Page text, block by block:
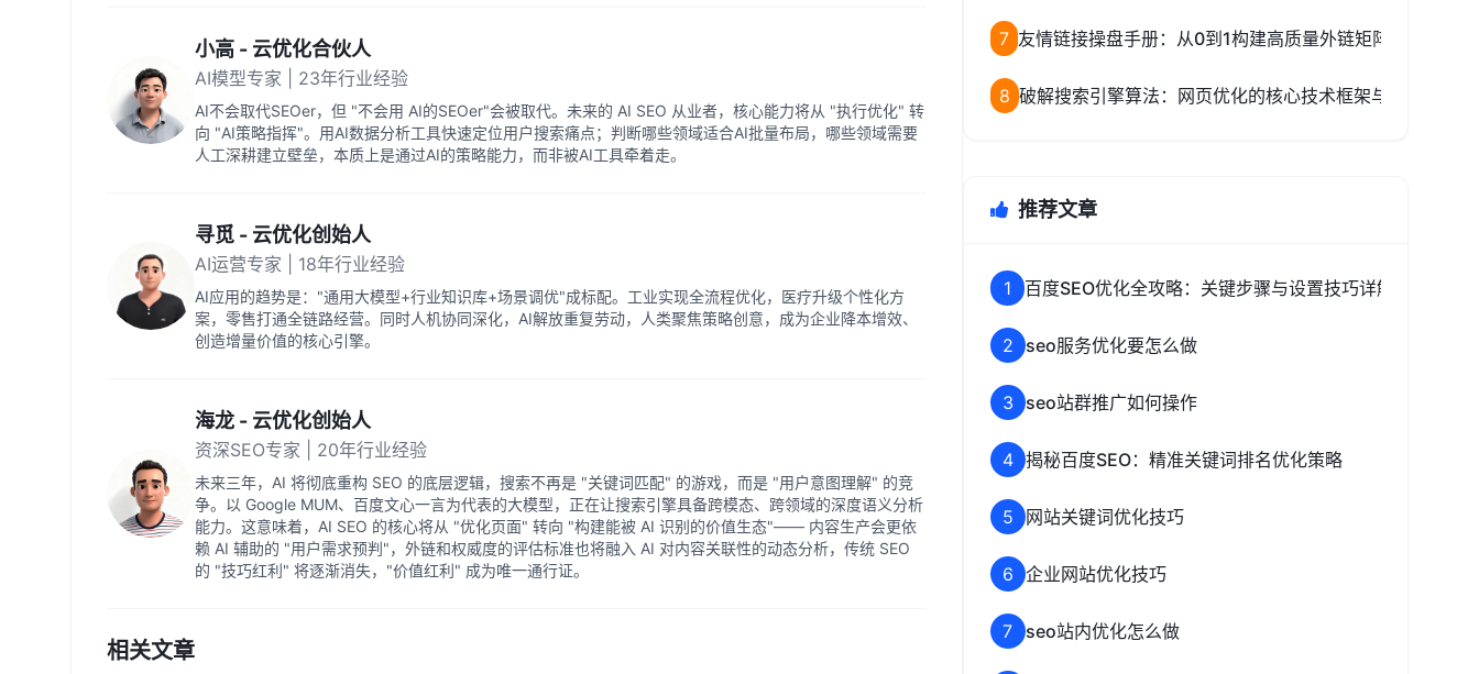
小高 - 云优化合伙人
AI模型专家 | 23年行业经验
AI不会取代SEOer，但 "不会用 AI的SEOer"会被取代。未来的 AI SEO 从业者，核心能力将从 "执行优化" 转
向 "AI策略指挥"。用AI数据分析工具快速定位用户搜索痛点；判断哪些领域适合AI批量布局，哪些领域需要
人工深耕建立壁垒，本质上是通过AI的策略能力，而非被AI工具牵着走。
寻觅 - 云优化创始人
AI运营专家 | 18年行业经验
AI应用的趋势是："通用大模型+行业知识库+场景调优"成标配。工业实现全流程优化，医疗升级个性化方
案，零售打通全链路经营。同时人机协同深化，AI解放重复劳动，人类聚焦策略创意，成为企业降本增效、
创造增量价值的核心引擎。
海龙 - 云优化创始人
资深SEO专家 | 20年行业经验
未来三年，AI 将彻底重构 SEO 的底层逻辑，搜索不再是 "关键词匹配" 的游戏，而是 "用户意图理解" 的竞
争。以 Google MUM、百度文心一言为代表的大模型，正在让搜索引擎具备跨模态、跨领域的深度语义分析
能力。这意味着，AI SEO 的核心将从 "优化页面" 转向 "构建能被 AI 识别的价值生态"—— 内容生产会更依
赖 AI 辅助的 "用户需求预判"，外链和权威度的评估标准也将融入 AI 对内容关联性的动态分析，传统 SEO
的 "技巧红利" 将逐渐消失，"价值红利" 成为唯一通行证。
相关文章
7 友情链接操盘手册：从0到1构建高质量外链矩阵的完整策略
8 破解搜索引擎算法：网页优化的核心技术框架与致命陷阱
推荐文章
1 百度SEO优化全攻略：关键步骤与设置技巧详解
2 seo服务优化要怎么做
3 seo站群推广如何操作
4 揭秘百度SEO：精准关键词排名优化策略
5 网站关键词优化技巧
6 企业网站优化技巧
7 seo站内优化怎么做